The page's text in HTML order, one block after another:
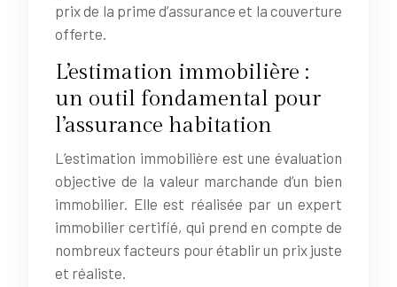
prix de la prime d’assurance et la couverture
offerte.
L’estimation immobilière :
un outil fondamental pour
l’assurance habitation
L’estimation immobilière est une évaluation
objective de la valeur marchande d’un bien
immobilier. Elle est réalisée par un expert
immobilier certifié, qui prend en compte de
nombreux facteurs pour établir un prix juste
et réaliste.